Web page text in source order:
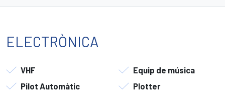
ELECTRÒNICA
VHF
Equip de música
Pilot Automàtic
Plotter